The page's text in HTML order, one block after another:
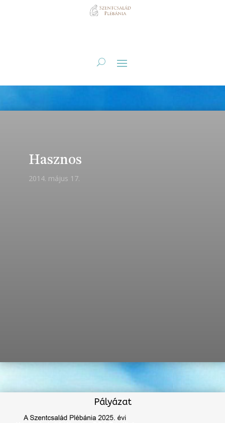
Hasznos
2014. május 17.
Pályázat